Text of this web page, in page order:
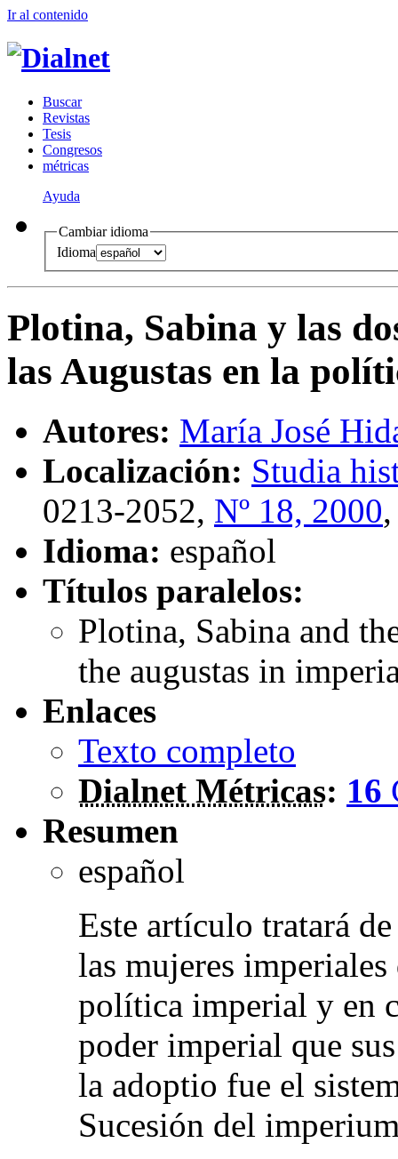
Ir al contenido
Buscar
Revistas
Tesis
Congresos
métricas
Ayuda
Cambiar idioma
Idioma
Plotina, Sabina y las
las Augustas en la
Autores: María José
Localización: Studia
0213-2052, Nº 18, 2000
Idioma: español
Títulos paralelos:
Plotina, Sabina and
the augustas in
Enlaces
Texto completo
Dialnet Métricas: 16
Resumen
español
Este artículo tratará
las mujeres
política imperial y en
poder imperial que
la adoptio fue el
Sucesión del